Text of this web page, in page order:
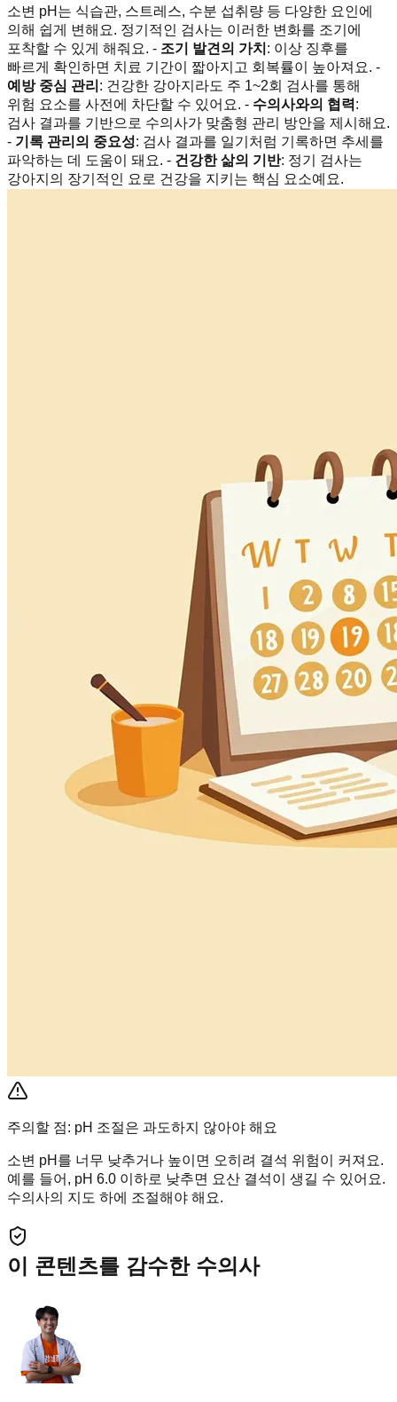
소변 pH는 식습관, 스트레스, 수분 섭취량 등 다양한 요인에
의해 쉽게 변해요. 정기적인 검사는 이러한 변화를 조기에
포착할 수 있게 해줘요. - 조기 발견의 가치 : 이상 징후를
빠르게 확인하면 치료 기간이 짧아지고 회복률이 높아져요. -
예방 중심 관리 : 건강한 강아지라도 주 1~2회 검사를 통해
위험 요소를 사전에 차단할 수 있어요. - 수의사와의 협력:
검사 결과를 기반으로 수의사가 맞춤형 관리 방안을 제시해요.
- 기록 관리의 중요성: 검사 결과를 일기처럼 기록하면 추세를
파악하는 데 도움이 돼요. - 건강한 삶의 기반: 정기 검사는
강아지의 장기적인 요로 건강을 지키는 핵심 요소예요.
주의할 점: pH 조절은 과도하지 않아야 해요
소변 pH를 너무 낮추거나 높이면 오히려 결석 위험이 커져요.
예를 들어, pH 6.0 이하로 낮추면 요산 결석이 생길 수 있어요.
수의사의 지도 하에 조절해야 해요.
이 콘텐츠를 감수한 수의사